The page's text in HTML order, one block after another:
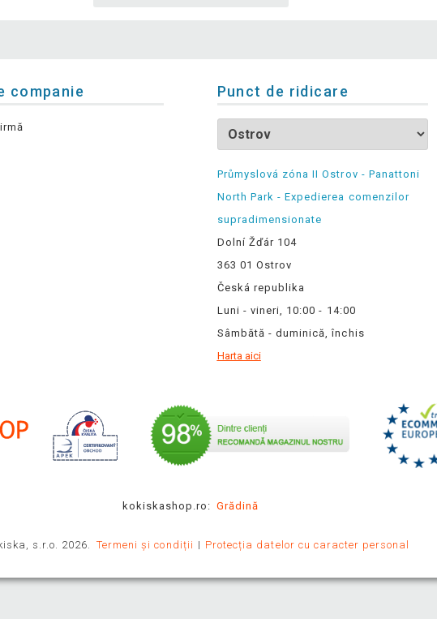
companie Punct de ridicare
Průmyslová zóna II Ostrov - Panattoni
North Park - Expedierea comenzilor
supradimensionate
Dolní Žďár 104
363 01 Ostrov
Česká republika
Luni - vineri, 10:00 - 14:00
Sâmbătă - duminică, închis
Harta aici
kokiskashop.ro: Grădină
s.r.o. 2026. Termeni și condiții Protecția datelor cu caracter personal